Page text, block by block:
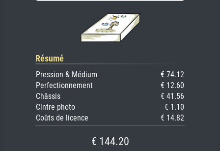
Résumé
Pression & Médium
€ 74.12
Perfectionnement
€ 12.60
Châssis
€ 41.56
Cintre photo
€ 1.10
Coûts de licence
€ 14.82
€ 144.20